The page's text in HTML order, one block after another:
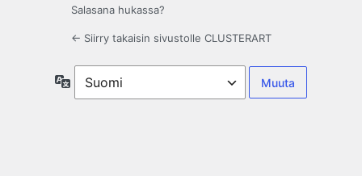
Salasana hukassa?
← Siirry takaisin sivustolle CLUSTERART
Kieli